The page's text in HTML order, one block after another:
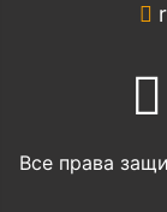
Все права